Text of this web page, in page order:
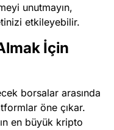
unutmayın,
etkileyebilir.
İçin
borsalar arasında
öne çıkar.
en büyük kripto